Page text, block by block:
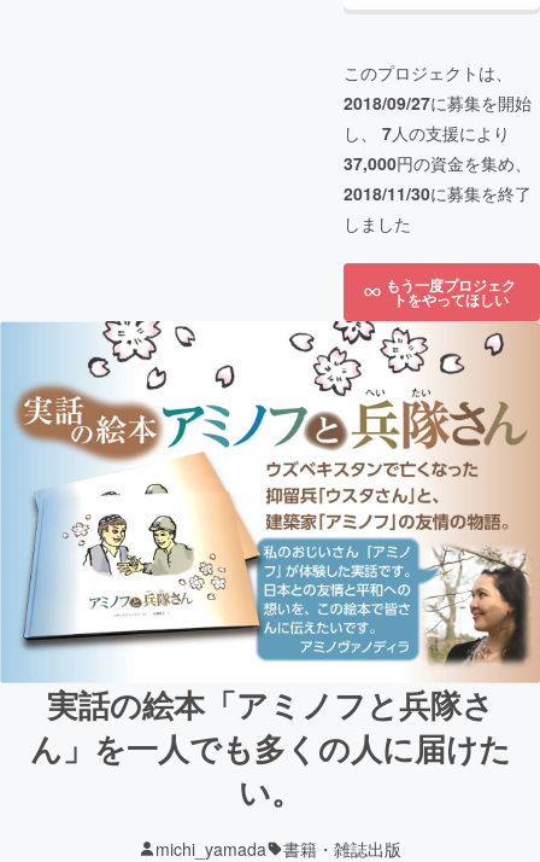
このプロジェクトは、
2018/09/27に募集を開始
し、 7人の支援により
37,000円の資金を集め、
2018/11/30に募集を終了
しました
もう一度プロジェク
トをやってほしい
実話の絵本「アミノフと兵隊さ
ん」を一人でも多くの人に届けた
い。
michi_yamada 書籍・雑誌出版